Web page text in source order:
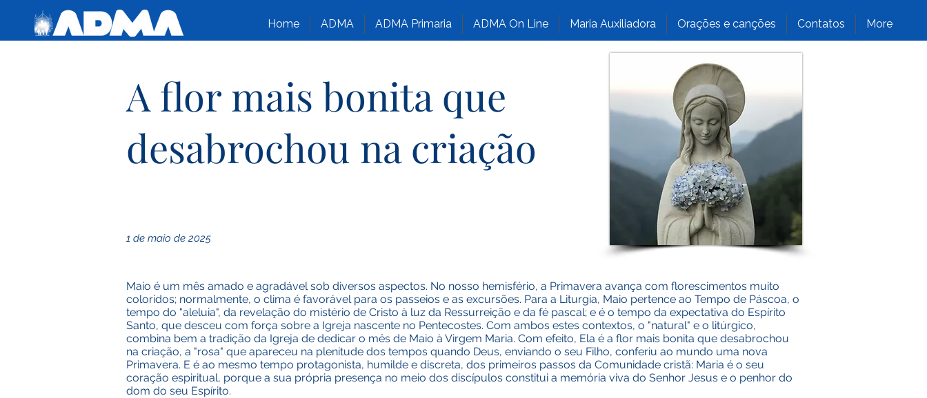
Home ADMA ADMA Primaria ADMA On Line Maria Auxiliadora Orações e canções Contatos More
A flor mais bonita que
desabrochou na criação
1 de maio de 2025
Maio é um mês amado e agradável sob diversos aspectos. No nosso hemisfério, a Primavera avança com florescimentos muito
coloridos; normalmente, o clima é favorável para os passeios e as excursões. Para a Liturgia, Maio pertence ao Tempo de Páscoa, o
tempo do "aleluia", da revelação do mistério de Cristo à luz da Ressurreição e da fé pascal; e é o tempo da expectativa do Espírito
Santo, que desceu com força sobre a Igreja nascente no Pentecostes. Com ambos estes contextos, o "natural" e o litúrgico,
combina bem a tradição da Igreja de dedicar o mês de Maio à Virgem Maria. Com efeito, Ela é a flor mais bonita que desabrochou
na criação, a "rosa" que apareceu na plenitude dos tempos quando Deus, enviando o seu Filho, conferiu ao mundo uma nova
Primavera. E é ao mesmo tempo protagonista, humilde e discreta, dos primeiros passos da Comunidade cristã: Maria é o seu
coração espiritual, porque a sua própria presença no meio dos discípulos constitui a memória viva do Senhor Jesus e o penhor do
dom do seu Espírito.